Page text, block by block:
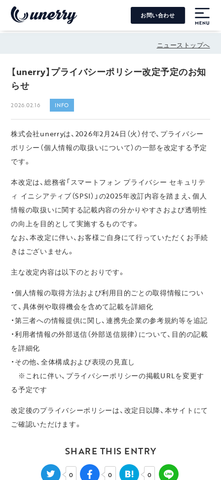
お問い合わせ
ニューストップへ
【unerry】プライバシーポリシー改定予定のお知
らせ
2026.02.16 INFO
株式会社unerryは、2026年2月24日（火）付で、プライバシー
ポリシー（個人情報の取扱いについて）の一部を改定する予定
です。
本改定は、総務省「スマートフォン プライバシー セキュリテ
ィ イニシアティブ（SPSI）」の2025年改訂内容を踏まえ、個人
情報の取扱いに関する記載内容の分かりやすさおよび透明性
の向上を目的として実施するものです。
なお、本改定に伴い、お客様ご自身にて行っていただくお手続
きはございません。
主な改定内容は以下のとおりです。
・個人情報の取得方法および利用目的ごとの取得情報につい
て、具体例や取得機会を含めて記載を詳細化
・第三者への情報提供に関し、連携先企業の参考規約等を追記
・利用者情報の外部送信（外部送信規律）について、目的の記載
を詳細化
・その他、全体構成および表現の見直し
※これに伴い、プライバシーポリシーの掲載URLを変更す
る予定です
改定後のプライバシーポリシーは、改定日以降、本サイトにて
ご確認いただけます。
SHARE THIS ENTRY
0 0 0